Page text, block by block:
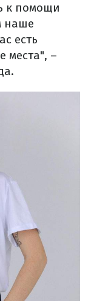
к помощи
наше
есть
места", –